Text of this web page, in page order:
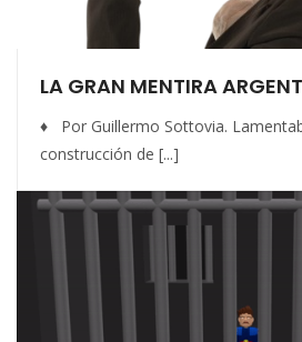
LA GRAN MENTIRA
♦ Por Guillermo Sottovia.
construcción de [...]